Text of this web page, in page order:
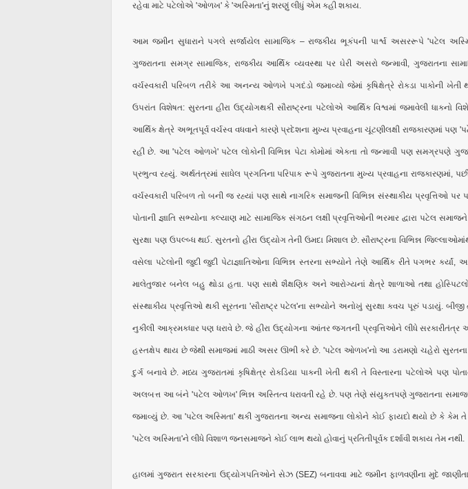
રહેવા માટે પટેલોએ 'ઓળખ' કે 'અસ્મિતા'નું શરણું લીધું એમ કહી શકાય.
આમ જમીન સુધારાને પગલે સર્જાયેલ સામાજિક – રાજકીય ભૂકંપની પાર્શ્વ અસરરૂપે 'પટેલ
ગુજરાતના સમગ્ર સામાજિક, રાજકીય આર્થિક વ્યવસ્થા પર ઘેરી અસરો જન્માવી, ગુજરાતના
વર્ચસ્વકારી પરિબળ તરીકે આ અનન્ય ઓળખે પગદંડો જમાવ્યો જેમાં કૃષિક્ષેત્રે રોકડા પાકોની
ઉપરાંત વિશેષત: સુરતના હીરા ઉદ્યોગથકી સૌરાષ્ટ્રના પટેલોએ આર્થિક વિશ્વમાં જમાવેલી ધાકનો
આર્થિક ક્ષેત્રે અભૂતપૂર્વ વર્ચસ્વ વધવાને કારણે પ્રદેશના મુખ્ય પ્રવાહના ચૂંટણીલક્ષી રાજકારણમાં પણ
રહી છે. આ 'પટેલ ઓળખે' પટેલ લોકોની વિભિન્ન પેટા કોમોમાં એકતા તો જન્માવી પણ સમગ્રપણે
પ્રભુત્વ રહ્યું. અર્થતંત્રમાં સાધેલ પ્રગતિના પરિપાક રૂપે ગુજરાતના મુખ્ય પ્રવાહના રાજકારણમાં,
વર્ચસ્વકારી પરિબળ તો બની જ રહ્યાં પણ સાથે નાગરિક સમાજની વિભિન્ન સંસ્થાકીય પ્રવૃત્તિઓ પર
પોતાની જ્ઞાતિ સભ્યોના કલ્યાણ માટે સામાજિક સંગઠન લક્ષી પ્રવૃત્તિઓની ભરમાર દ્વારા પટેલ
સુરક્ષા પણ ઉપલ્બ્ધ થઈ. સુરતનો હીરા ઉદ્યોગ તેની ઉમદા મિશાલ છે. સૌરાષ્ટ્રના વિભિન્ન
વસેલા પટેલોની જુદી જુદી પેટાજ્ઞાતિઓના વિભિન્ન સ્તરના સભ્યોને તેણે આર્થિક રીતે પગભર કર્યાં,
માલેતુજાર બનેલ બહુ થોડા હતા. પણ સાથે શૈક્ષણિક અને આરોગ્યનાં ક્ષેત્રે શાળાઓ તથા હોસ્પિટલો
સંસ્થાકીય પ્રવૃત્તિઓ થકી સૂરતના 'સૌરાષ્ટ્ર પટેલ'ના સભ્યોને અનોખું સુરક્ષા કવચ પૂરું પડાયું.
નુકીલી આક્રમકધાર પણ ધરાવે છે. જે હીરા ઉદ્યોગના આંતર જગતની પ્રવૃત્તિઓને લીધે સરકારીતંત્ર
હસ્તક્ષેપ થાય છે જેથી સમાજમાં માઠી અસર ઊભી કરે છે. 'પટેલ ઓળખ'નો આ ડરામણો ચહેરો
દુર્ગ બનાવે છે. મધ્ય ગુજરાતમાં કૃષિક્ષેત્ર રોકડિયા પાકની ખેતી થકી તે વિસ્તારના પટેલોએ પણ
અલબત્ત આ બંને 'પટેલ ઓળખ' ભિન્ન અસ્તિત્વ ધરાવતી રહે છે. પણ તેણે સંયુક્તપણે ગુજરાતના
જમાવ્યું છે. આ 'પટેલ અસ્મિતા' થકી ગુજરાતના અન્ય સમાજના લોકોને કોઈ ફાયદો થયો છે કે
'પટેલ અસ્મિતા'ને લીધે વિશાળ જનસમાજને કોઈ લાભ થયો હોવાનું પ્રતિતીપૂર્વક દર્શાવી શકાય તેમ નથી.
હાલમાં ગુજરાત સરકારના ઉદ્યોગપતિઓને સેઝ (SEZ) બનાવવા માટે જમીન ફાળવણીના મુદે